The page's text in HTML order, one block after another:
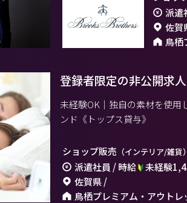
派遣
佐賀
鳥栖
登録者限定の非公開求人
未経験OK｜独自の素材を使用
ンド《トップス貸与》
ショップ販売 （インテリア/雑貨）
派遣社員 / 時給 未経験
佐賀県 /
鳥栖プレミアム・アウトレ